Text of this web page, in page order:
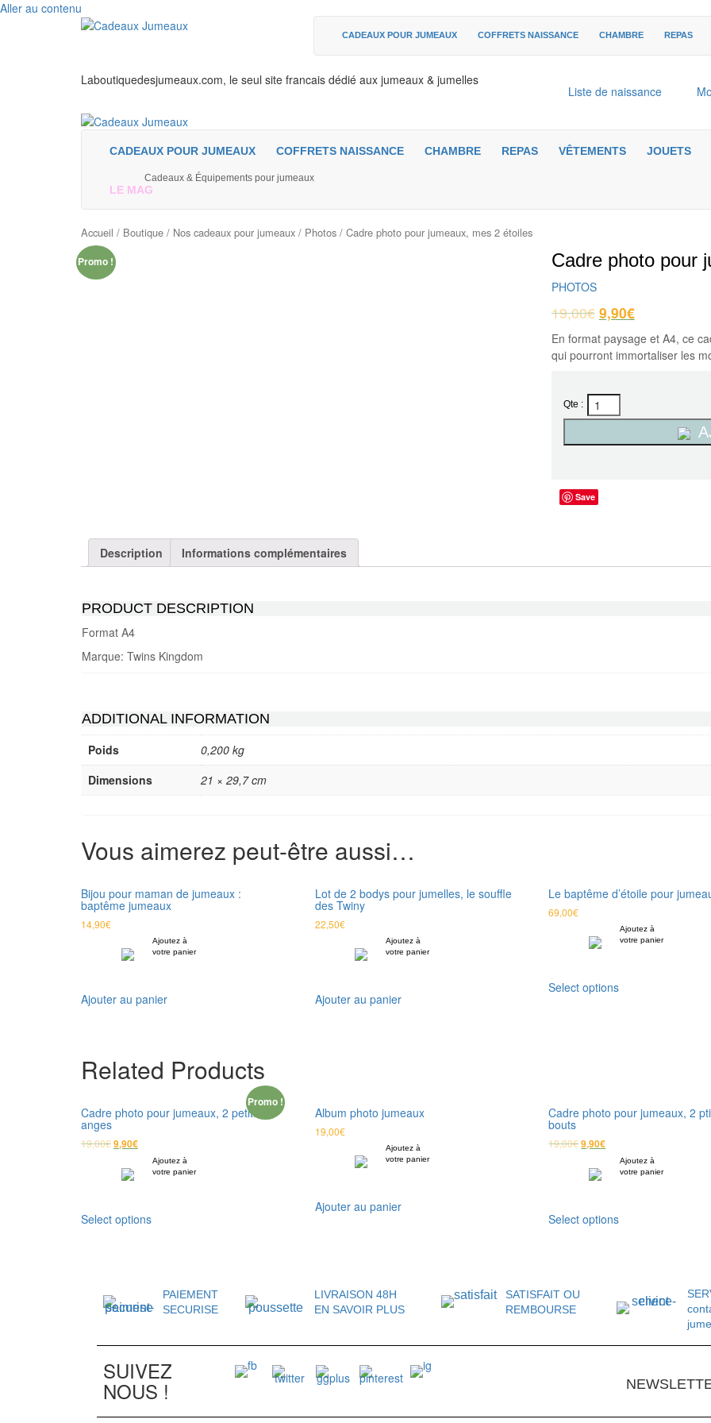
Aller au contenu
CADEAUX POUR JUMEAUX COFFRETS NAISSANCE CHAMBRE REPAS
Laboutiquedesjumeaux.com, le seul site francais dédié aux jumeaux & jumelles
Liste de naissance
Cadeaux & Équipements pour jumeaux
CADEAUX POUR JUMEAUX COFFRETS NAISSANCE CHAMBRE REPAS VÊTEMENTS JOUETS
LE MAG
Accueil / Boutique / Nos cadeaux pour jumeaux / Photos / Cadre photo pour jumeaux, mes 2 étoiles
Promo ! Cadre photo pour
PHOTOS
19,00€ 9,90€
En format paysage et A4, ce
qui pourront immortaliser les
Qte :
Save
Description Informations complémentaires
PRODUCT DESCRIPTION
Format A4
Marque: Twins Kingdom
ADDITIONAL INFORMATION
Poids
0,200 kg
Dimensions
21 × 29,7 cm
Vous aimerez peut-être aussi…
Bijou pour maman de jumeaux :
baptême jumeaux
14,90€
Ajoutez à
votre panier
Ajouter au panier
Lot de 2 bodys pour jumelles, le souffle
des Twiny
22,50€
Ajoutez à
votre panier
Ajouter au panier
Le baptême d’étoile pour
69,00€
Ajoutez à
votre panier
Select options
Related Products
Promo !
Cadre photo pour jumeaux, 2 petits
anges
19,00€9,90€
Ajoutez à
votre panier
Select options
Album photo jumeaux
19,00€
Ajoutez à
votre panier
Ajouter au panier
Cadre photo pour jumeaux, 2
bouts
19,00€9,90€
Ajoutez à
votre panier
Select options
PAIEMENT
SECURISE
LIVRAISON 48H
EN SAVOIR PLUS
SATISFAIT OU
REMBOURSE
SUIVEZ
NOUS !